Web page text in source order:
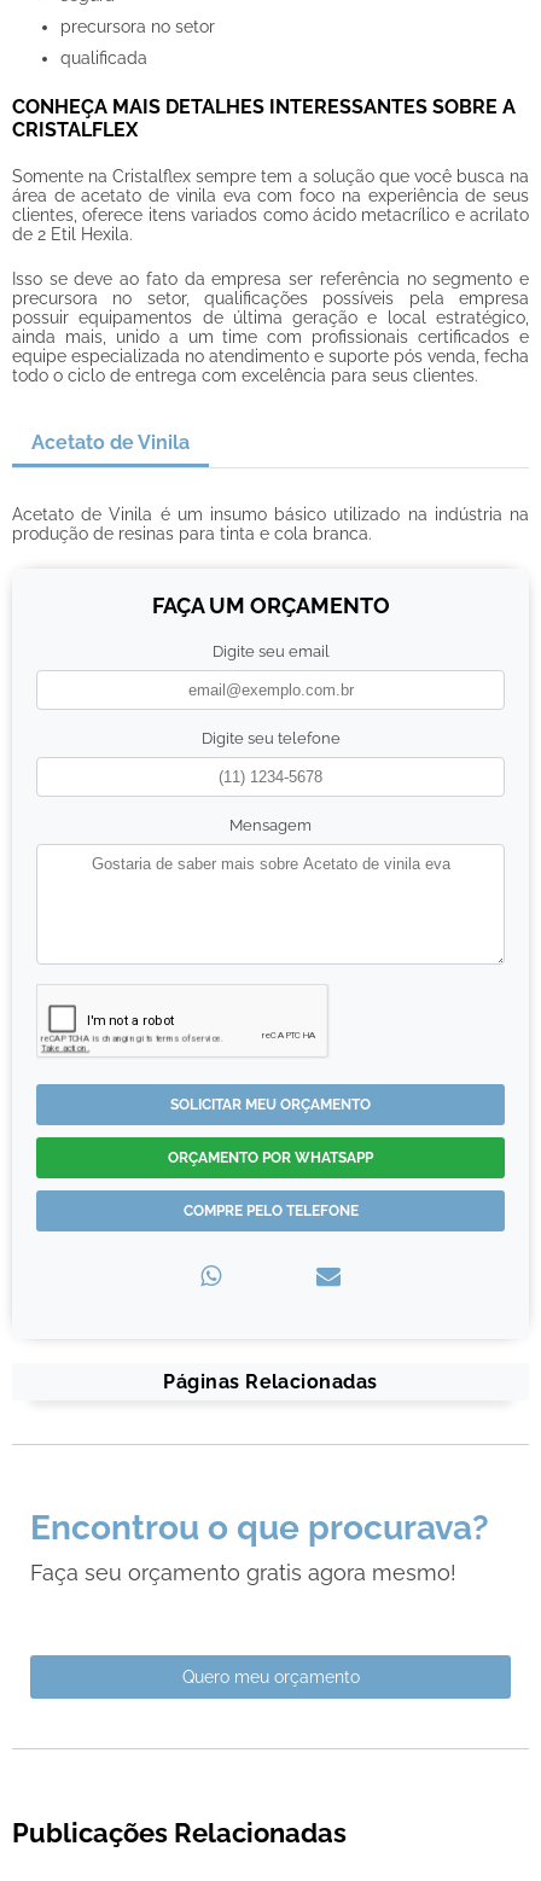
precursora no setor
qualificada
CONHEÇA MAIS DETALHES INTERESSANTES SOBRE A
CRISTALFLEX
Somente na Cristalflex sempre tem a solução que você busca na
área deacetato de vinila eva com foco na experiência de seus
clientes, oferece itens variados como ácido metacrílico e acrilato
de 2 Etil Hexila.
Isso se deve ao fato da empresa ser referência no segmento e
precursora no setor, qualificações possíveis pela empresa
possuir equipamentos de última geração e local estratégico,
ainda mais, unido a um time com profissionais certificados e
equipe especializada no atendimento e suporte pós venda, fecha
todo o ciclo de entrega com excelência para seus clientes.
Acetato de Vinila
Acetato de Vinila é um insumo básico utilizado na indústria na
produção de resinas para tinta e cola branca.
FAÇA UM ORÇAMENTO
Digite seu email
Digite seu telefone
Mensagem
SOLICITAR MEU ORÇAMENTO
ORÇAMENTO POR WHATSAPP
COMPRE PELO TELEFONE
Páginas Relacionadas
Encontrou o que procurava?
Faça seu orçamento gratis agora mesmo!
Quero meu orçamento
Publicações Relacionadas